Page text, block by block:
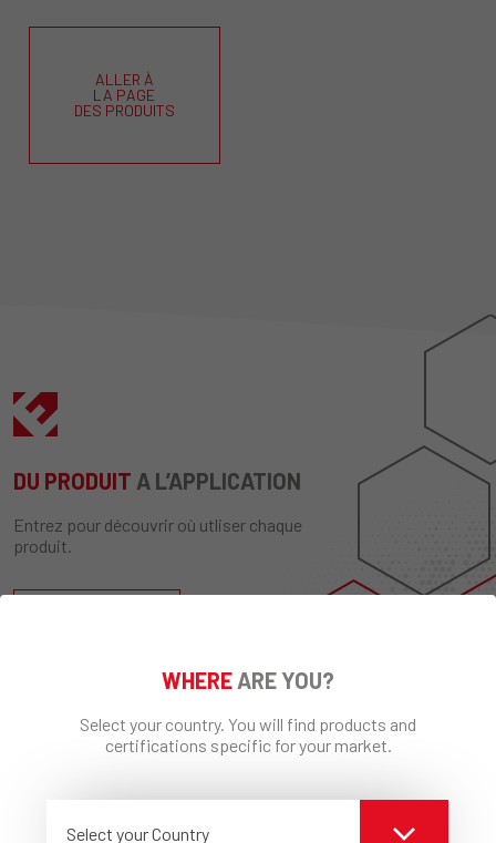
ALLER À
LA PAGE
DES PRODUITS
DU PRODUIT A L’APPLICATION
Entrez pour découvrir où utliser chaque
produit.
WHERE ARE YOU?
Select your country. You will find products and
certifications specific for your market.
Select your Country